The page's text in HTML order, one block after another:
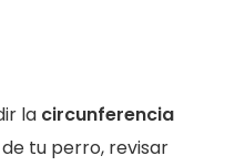
la circunferencia
de tu perro, revisar